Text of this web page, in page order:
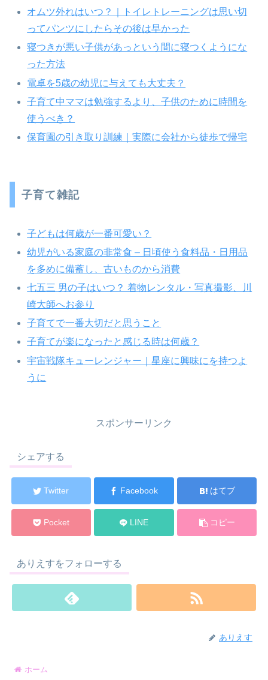
オムツ外れはいつ？｜トイレトレーニングは思い切
ってパンツにしたらその後は早かった
寝つきが悪い子供があっという間に寝つくようにな
った方法
電卓を5歳の幼児に与えても大丈夫？
子育て中ママは勉強するより、子供のために時間を
使うべき？
保育園の引き取り訓練｜実際に会社から徒歩で帰宅
子育て雑記
子どもは何歳が一番可愛い？
幼児がいる家庭の非常食 – 日頃使う食料品・日用品
を多めに備蓄し、古いものから消費
七五三 男の子はいつ？ 着物レンタル・写真撮影、川
崎大師へお参り
子育てで一番大切だと思うこと
子育てが楽になったと感じる時は何歳？
宇宙戦隊キューレンジャー｜星座に興味にを持つよ
うに
スポンサーリンク
シェアする
Twitter Facebook はてブ
Pocket LINE コピー
ありえすをフォローする
ありえす
ホーム